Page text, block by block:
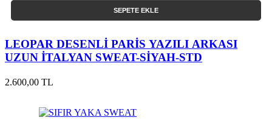
SEPETE EKLE
LEOPAR DESENLİ PARİS YAZILI ARKASI
UZUN İTALYAN SWEAT-SİYAH-STD
2.600,00 TL